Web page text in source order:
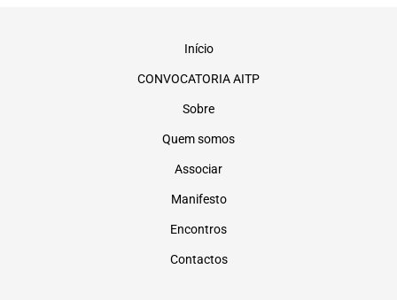
Início
CONVOCATORIA AITP
Sobre
Quem somos
Associar
Manifesto
Encontros
Contactos